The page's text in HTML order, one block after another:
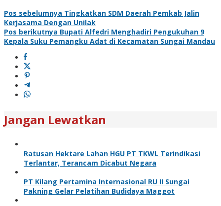
Pos sebelumnya Tingkatkan SDM Daerah Pemkab Jalin
Kerjasama Dengan Unilak
Pos berikutnya Bupati Alfedri Menghadiri Pengukuhan 9
Kepala Suku Pemangku Adat di Kecamatan Sungai Mandau
Jangan Lewatkan
Ratusan Hektare Lahan HGU PT TKWL Terindikasi
Terlantar, Terancam Dicabut Negara
PT Kilang Pertamina Internasional RU II Sungai
Pakning Gelar Pelatihan Budidaya Maggot